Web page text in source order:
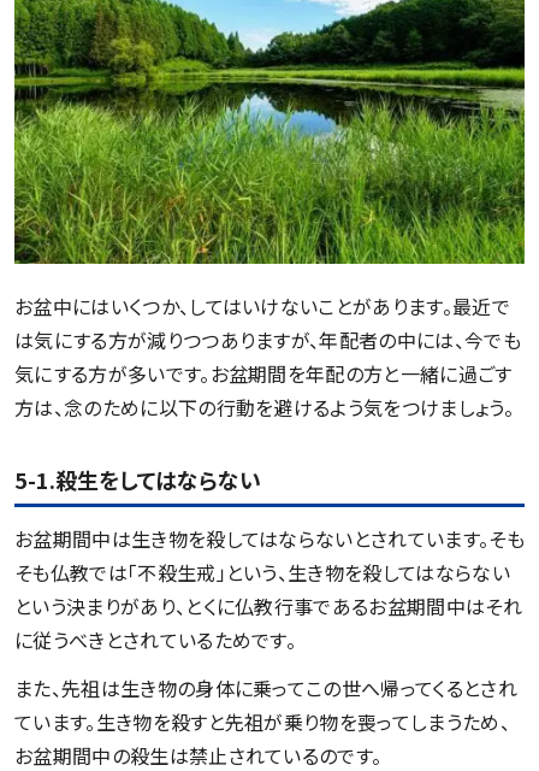
お盆中にはいくつか、してはいけないことがあります。最近で
は気にする方が減りつつありますが、年配者の中には、今でも
気にする方が多いです。お盆期間を年配の方と一緒に過ごす
方は、念のために以下の行動を避けるよう気をつけましょう。
5-1.殺生をしてはならない
お盆期間中は生き物を殺してはならないとされています。そも
そも仏教では「不殺生戒」という、生き物を殺してはならない
という決まりがあり、とくに仏教行事であるお盆期間中はそれ
に従うべきとされているためです。
また、先祖は生き物の身体に乗ってこの世へ帰ってくるとされ
ています。生き物を殺すと先祖が乗り物を喪ってしまうため、
お盆期間中の殺生は禁止されているのです。